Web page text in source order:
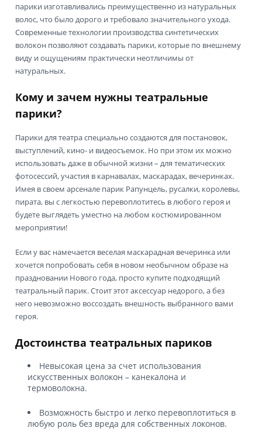
парики изготавливались преимущественно из натуральных
волос, что было дорого и требовало значительного ухода.
Современные технологии производства синтетических
волокон позволяют создавать парики, которые по внешнему
виду и ощущениям практически неотличимы от
натуральных.
Кому и зачем нужны театральные
парики?
Парики для театра специально создаются для постановок,
выступлений, кино- и видеосъемок. Но при этом их можно
использовать даже в обычной жизни – для тематических
фотосессий, участия в карнавалах, маскарадах, вечеринках.
Имея в своем арсенале парик Рапунцель, русалки, королевы,
пирата, вы с легкостью перевоплотитесь в любого героя и
будете выглядеть уместно на любом костюмированном
мероприятии!
Если у вас намечается веселая маскарадная вечеринка или
хочется попробовать себя в новом необычном образе на
праздновании Нового года, просто купите подходящий
театральный парик. Стоит этот аксессуар недорого, а без
него невозможно воссоздать внешность выбранного вами
героя.
Достоинства театральных париков
Невысокая цена за счет использования
искусственных волокон – канекалона и
термоволокна.
Возможность быстро и легко перевоплотиться в
любую роль без вреда для собственных локонов.